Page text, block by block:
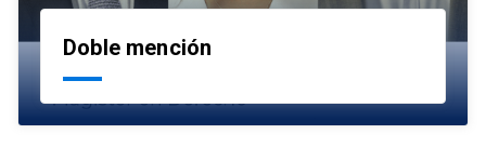
Doble mención